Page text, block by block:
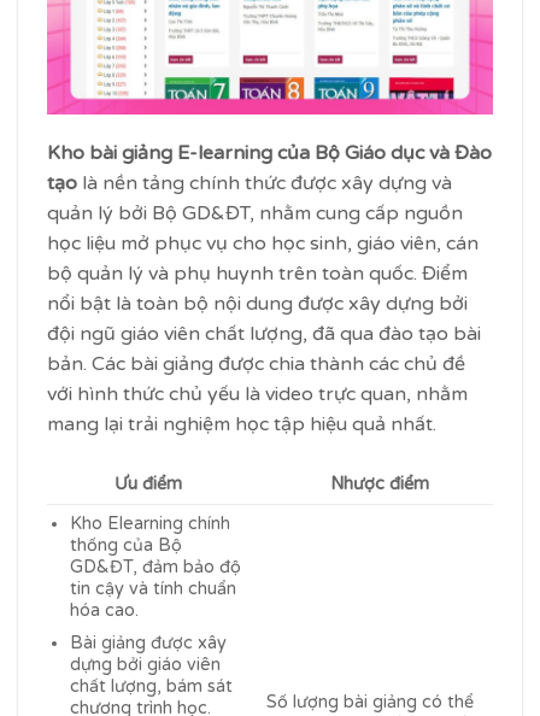
Kho bài giảng E-learning của Bộ Giáo dục và Đào
tạo là nền tảng chính thức được xây dựng và
quản lý bởi Bộ GD&ĐT, nhằm cung cấp nguồn
học liệu mở phục vụ cho học sinh, giáo viên, cán
bộ quản lý và phụ huynh trên toàn quốc. Điểm
nổi bật là toàn bộ nội dung được xây dựng bởi
đội ngũ giáo viên chất lượng, đã qua đào tạo bài
bản. Các bài giảng được chia thành các chủ đề
với hình thức chủ yếu là video trực quan, nhằm
mang lại trải nghiệm học tập hiệu quả nhất.
Ưu điểm
Nhược điểm
Kho Elearning chính
thống của Bộ
GD&ĐT, đảm bảo độ
tin cậy và tính chuẩn
hóa cao.
Bài giảng được xây
dựng bởi giáo viên
chất lượng, bám sát
chương trình học.
Số lượng bài giảng có thể